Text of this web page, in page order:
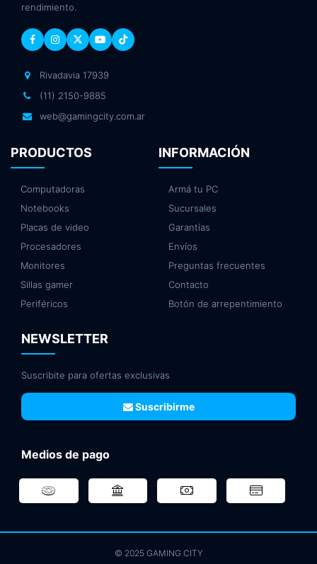
rendimiento.
Rivadavia 17939
(11) 2150-9885
web@gamingcity.com.ar
PRODUCTOS
Computadoras
Notebooks
Placas de video
Procesadores
Monitores
Sillas gamer
Periféricos
INFORMACIÓN
Armá tu PC
Sucursales
Garantías
Envíos
Preguntas frecuentes
Contacto
Botón de arrepentimiento
NEWSLETTER
Suscribite para ofertas exclusivas
Suscribirme
Medios de pago
© 2025 GAMING CITY